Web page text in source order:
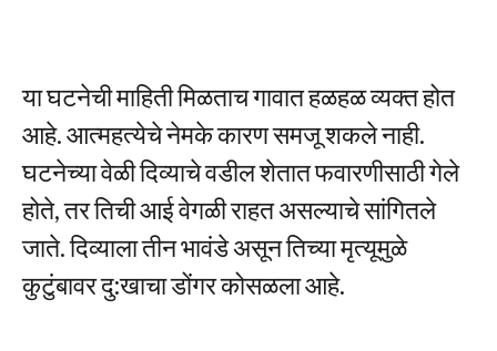
या घटनेची माहिती मिळताच गावात हळहळ व्यक्त होत
आहे. आत्महत्येचे नेमके कारण समजू शकले नाही.
घटनेच्या वेळी दिव्याचे वडील शेतात फवारणीसाठी गेले
होते, तर तिची आई वेगळी राहत असल्याचे सांगितले
जाते. दिव्याला तीन भावंडे असून तिच्या मृत्यूमुळे
कुटुंबावर दु:खाचा डोंगर कोसळला आहे.